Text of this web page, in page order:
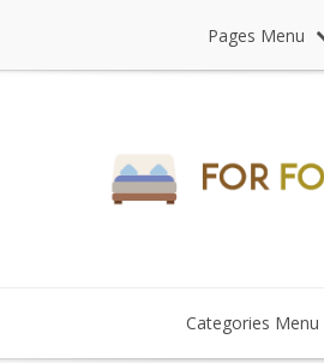
Pages Menu
Categories Menu